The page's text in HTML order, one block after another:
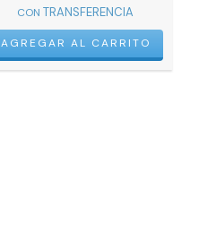
CON
AGREGAR AL CARRITO